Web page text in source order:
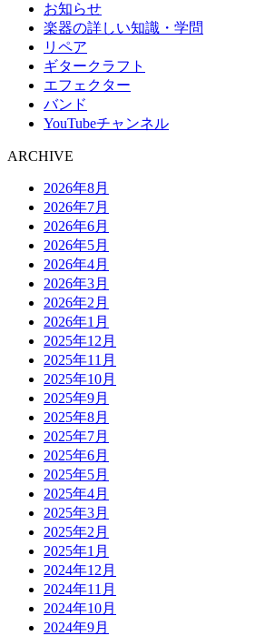
お知らせ
楽器の詳しい知識・学問
リペア
ギタークラフト
エフェクター
バンド
YouTubeチャンネル
ARCHIVE
2026年8月
2026年7月
2026年6月
2026年5月
2026年4月
2026年3月
2026年2月
2026年1月
2025年12月
2025年11月
2025年10月
2025年9月
2025年8月
2025年7月
2025年6月
2025年5月
2025年4月
2025年3月
2025年2月
2025年1月
2024年12月
2024年11月
2024年10月
2024年9月